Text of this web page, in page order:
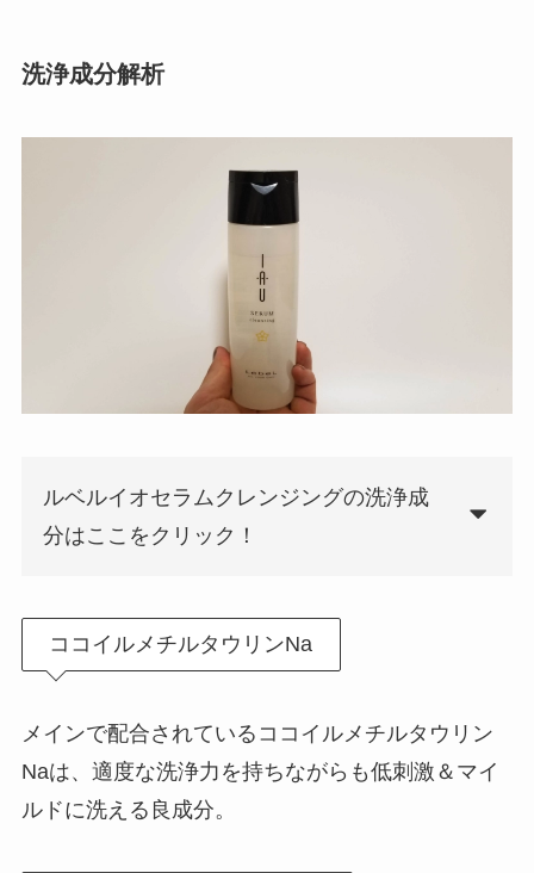
洗浄成分解析
ルベルイオセラムクレンジングの洗浄成
分はここをクリック！
ココイルメチルタウリンNa
メインで配合されているココイルメチルタウリン
Naは、適度な洗浄力を持ちながらも低刺激＆マイ
ルドに洗える良成分。